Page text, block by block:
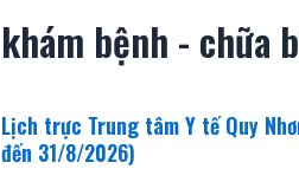
khám bệnh - chữa
Lịch trực Trung tâm Y tế Quy
đến 31/8/2026)